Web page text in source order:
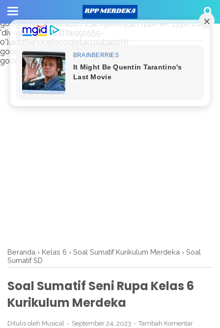
window.googletag = window.googletag || {cmd: []};
googletag.cmd.push(function() {
googletag.defineSlot('/23209888932/rppmer', [336, 280],
'div-gpt-ad-1733174991559-
0').addService(googletag.pubads());
googletag.pubads().enableSingleRequest();
googletag.enableServices(); });
Beranda › Kelas 6 › Soal Sumatif Kurikulum Merdeka › Soal
Sumatif SD
Soal Sumatif Seni Rupa Kelas 6
Kurikulum Merdeka
Ditulis oleh Musical September 24, 2023 Tambah Komentar